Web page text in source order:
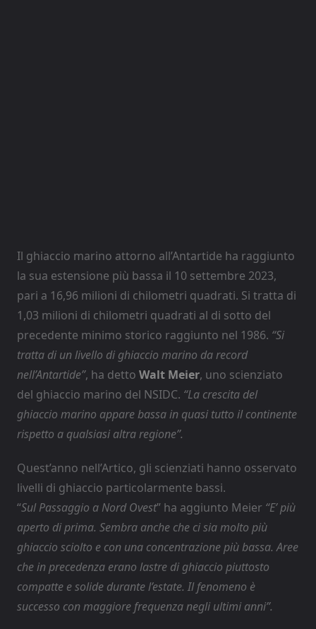
Il ghiaccio marino attorno all’Antartide ha raggiunto
la sua estensione più bassa il 10 settembre 2023,
pari a 16,96 milioni di chilometri quadrati. Si tratta di
1,03 milioni di chilometri quadrati al di sotto del
precedente minimo storico raggiunto nel 1986. “Si
tratta di un livello di ghiaccio marino da record
nell’Antartide”, ha detto Walt Meier, uno scienziato
del ghiaccio marino del NSIDC. “La crescita del
ghiaccio marino appare bassa in quasi tutto il continente
rispetto a qualsiasi altra regione”.
Quest’anno nell’Artico, gli scienziati hanno osservato
livelli di ghiaccio particolarmente bassi.
“Sul Passaggio a Nord Ovest” ha aggiunto Meier “E’ più
aperto di prima. Sembra anche che ci sia molto più
ghiaccio sciolto e con una concentrazione più bassa. Aree
che in precedenza erano lastre di ghiaccio piuttosto
compatte e solide durante l’estate. Il fenomeno è
successo con maggiore frequenza negli ultimi anni”.